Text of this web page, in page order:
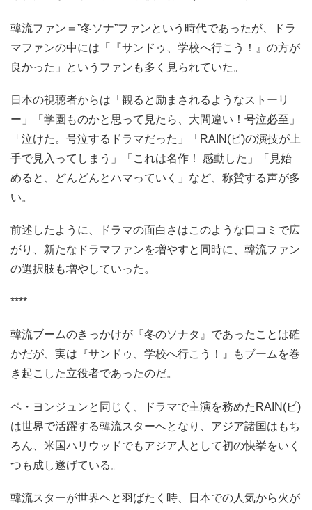
韓流ファン＝”冬ソナ”ファンという時代であったが、ドラ
マファンの中には「『サンドゥ、学校へ行こう！』の方が
良かった」というファンも多く見られていた。
日本の視聴者からは「観ると励まされるようなストーリ
ー」「学園ものかと思って見たら、大間違い！号泣必至」
「泣けた。号泣するドラマだった」「RAIN(ピ)の演技が上
手で見入ってしまう」「これは名作！ 感動した」「見始
めると、どんどんとハマっていく」など、称賛する声が多
い。
前述したように、ドラマの面白さはこのような口コミで広
がり、新たなドラマファンを増やすと同時に、韓流ファン
の選択肢も増やしていった。
****
韓流ブームのきっかけが『冬のソナタ』であったことは確
かだが、実は『サンドゥ、学校へ行こう！』もブームを巻
き起こした立役者であったのだ。
ペ・ヨンジュンと同じく、ドラマで主演を務めたRAIN(ピ)
は世界で活躍する韓流スターへとなり、アジア諸国はもち
ろん、米国ハリウッドでもアジア人として初の快挙をいく
つも成し遂げている。
韓流スターが世界ヘと羽ばたく時、日本での人気から火が